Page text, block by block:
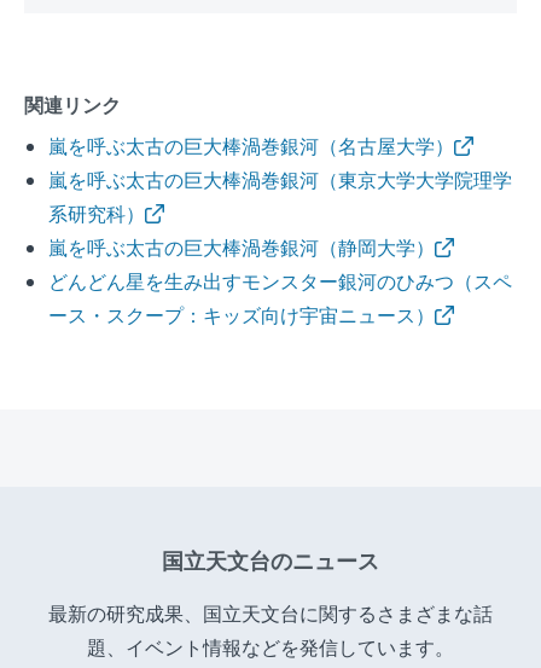
関連リンク
嵐を呼ぶ太古の巨大棒渦巻銀河（名古屋大学）
嵐を呼ぶ太古の巨大棒渦巻銀河（東京大学大学院理学
系研究科）
嵐を呼ぶ太古の巨大棒渦巻銀河（静岡大学）
どんどん星を生み出すモンスター銀河のひみつ（スペ
ース・スクープ：キッズ向け宇宙ニュース）
国立天文台のニュース
最新の研究成果、国立天文台に関するさまざまな話
題、イベント情報などを発信しています。